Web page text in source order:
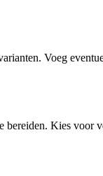
Voeg
Kies voor